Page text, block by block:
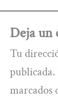
Deja un
Tu
publicada.
marcados